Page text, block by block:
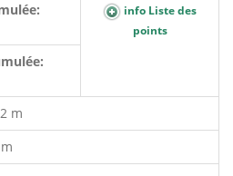
info Liste des
points
m